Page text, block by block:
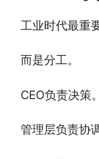
工业时代最重
而是分工。
CEO负责决策。
管理层负责协调